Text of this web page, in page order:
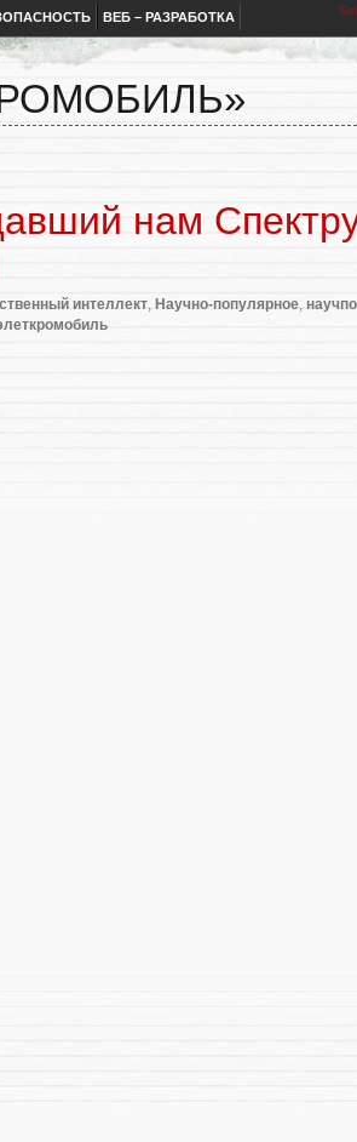
ВЕБ – РАЗРАБОТКА
нам
интеллект Научно-популярное